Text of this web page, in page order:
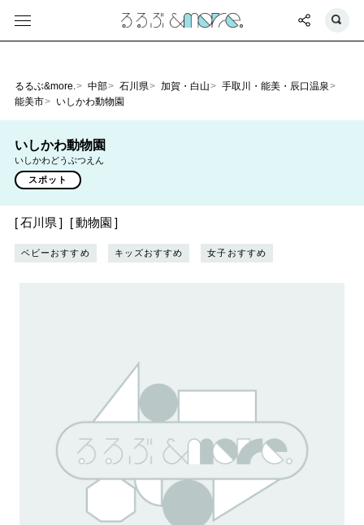
るるぶ&more. 中部 石川県 加賀・白山
手取川・能美・辰口温泉
能美市
いしかわ動物園
いしかわ動物園
いしかわどうぶつえん
スポット
石川県 動物園
ベビーおすすめ キッズおすすめ 女子おすすめ